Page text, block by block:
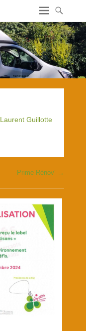
Laurent Guillotte
Prime Rénov’ →